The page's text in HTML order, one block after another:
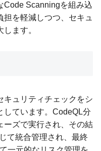
Code Scanningを組み込
担を軽減しつつ、セキュ
ます。
キュリティチェックをシ
しています。CodeQL分
ーズで実行され、その結
て統合管理され、最終